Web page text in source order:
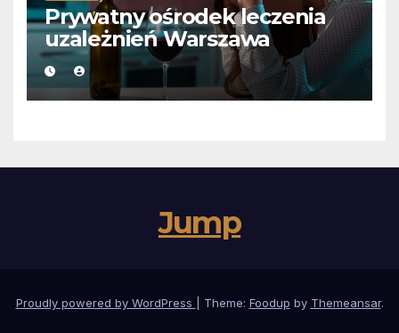
Prywatny ośrodek leczenia
uzależnień Warszawa
Jump
Proudly powered by WordPress Theme: Foodup by Themeansar.